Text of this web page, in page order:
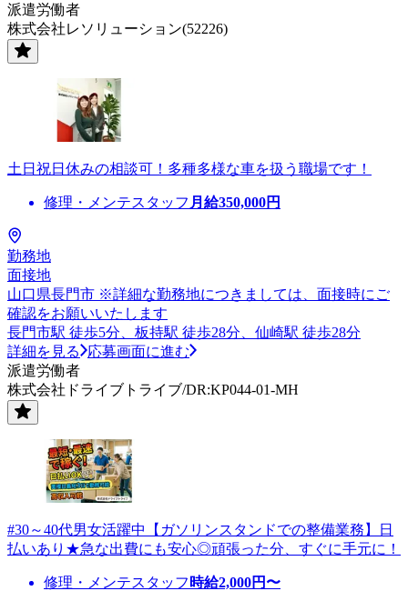
派遣労働者
株式会社レソリューション(52226)
土日祝日休みの相談可！多種多様な車を扱う職場です！
修理・メンテスタッフ 月給350,000円
勤務地
面接地
山口県長門市 ※詳細な勤務地につきましては、面接時にご
確認をお願いいたします
長門市駅 徒歩5分、板持駅 徒歩28分、仙崎駅 徒歩28分
詳細を見る
応募画面に進む
派遣労働者
株式会社ドライブトライブ/DR:KP044-01-MH
#30～40代男女活躍中【ガソリンスタンドでの整備業務】日
払いあり★急な出費にも安心◎頑張った分、すぐに手元に！
修理・メンテスタッフ 時給2,000円〜